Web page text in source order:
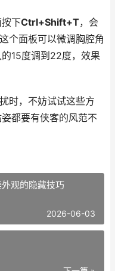
下Ctrl+Shift+T，会
个面板可以微调胸腔角
15度调到22度，效果
时，不妨试试这些方
都要有侠客的风范不
观的隐藏技巧
2026-06-03